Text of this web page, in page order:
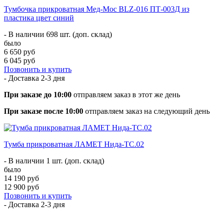
Тумбочка прикроватная Мед-Мос BLZ-016 ПТ-003Д из
пластика цвет синий
- В наличии 698 шт. (доп. склад)
было
6 650 руб
6 045 руб
Позвонить и купить
- Доставка 2-3 дня
При заказе до 10:00 отправляем заказ в этот же день
При заказе после 10:00 отправляем заказ на следующий день
Тумба прикроватная ЛАМЕТ Нида-ТС.02
- В наличии 1 шт. (доп. склад)
было
14 190 руб
12 900 руб
Позвонить и купить
- Доставка 2-3 дня